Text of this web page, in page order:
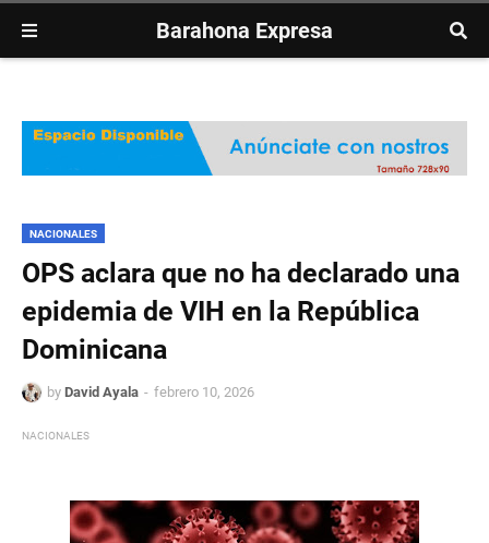
Barahona Expresa
NACIONALES
OPS aclara que no ha declarado una
epidemia de VIH en la República
Dominicana
by David Ayala febrero 10, 2026
NACIONALES